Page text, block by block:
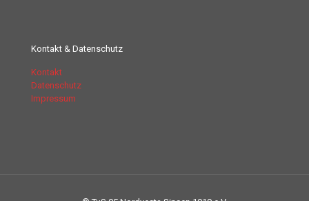
Kontakt & Datenschutz
Kontakt
Datenschutz
Impressum